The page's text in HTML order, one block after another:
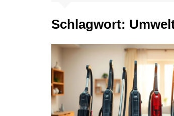
Materialien
Ökologisch
Renovierung
Sanierung
Hygiene
Schlagwort: